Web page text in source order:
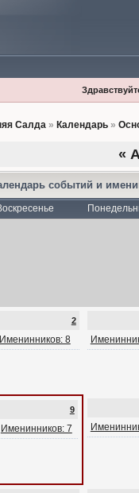
Салда» Календарь»
«
событий и
2
Именинников: 8
9
Именинников: 7